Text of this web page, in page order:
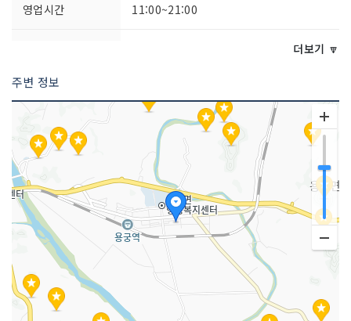
영업시간 11:00~21:00
쉬는날
취급 메뉴
브라운치즈크로플 / 수제 대추차 / 페퍼로
니피자 등
인허가번호 20210575032
더보기 🔽
주변 정보